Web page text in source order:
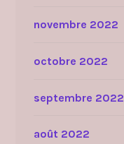
novembre 2022
octobre 2022
septembre 2022
août 2022